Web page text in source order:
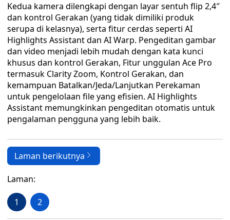
Kedua kamera dilengkapi dengan layar sentuh flip 2,4″
dan kontrol Gerakan (yang tidak dimiliki produk
serupa di kelasnya), serta fitur cerdas seperti AI
Highlights Assistant dan AI Warp. Pengeditan gambar
dan video menjadi lebih mudah dengan kata kunci
khusus dan kontrol Gerakan, Fitur unggulan Ace Pro
termasuk Clarity Zoom, Kontrol Gerakan, dan
kemampuan Batalkan/Jeda/Lanjutkan Perekaman
untuk pengelolaan file yang efisien. AI Highlights
Assistant memungkinkan pengeditan otomatis untuk
pengalaman pengguna yang lebih baik.
Laman berikutnya
Laman:
1 2